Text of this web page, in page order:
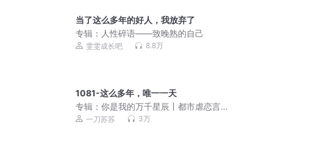
当了这么多年的好人，我放弃了
专辑： 人性碎语——致晚熟的自己
雯雯成长吧 8.8万
1081-这么多年，唯一一天
专辑：你是我的万千星辰丨都市虐恋言
情丨一刀苏苏丨VIP免费有声小说
一刀苏苏 3万